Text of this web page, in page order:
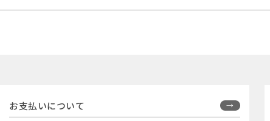
お支払いについて